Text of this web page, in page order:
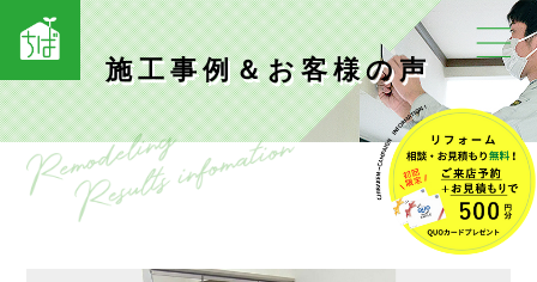
施工事例＆お客様の声